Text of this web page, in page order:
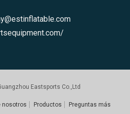
Eastsports Co.,Ltd
nosotros Productos Preguntas más